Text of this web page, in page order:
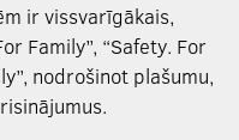
ir vissvarīgākais,
Family”, “Safety. For
nodrošinot plašumu,